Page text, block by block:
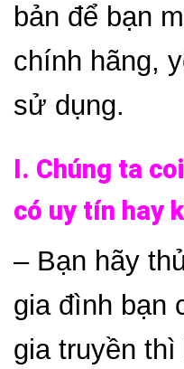
bản để bạn
chính hãng,
sử dụng.
I. Chúng ta
có uy tín hay
– Bạn hãy
gia đình bạn
gia truyền